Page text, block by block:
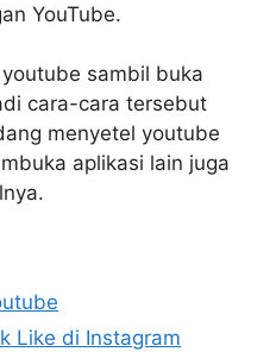
YouTube.
sambil buka
cara-cara tersebut
menyetel youtube
aplikasi lain juga
Like di Instagram